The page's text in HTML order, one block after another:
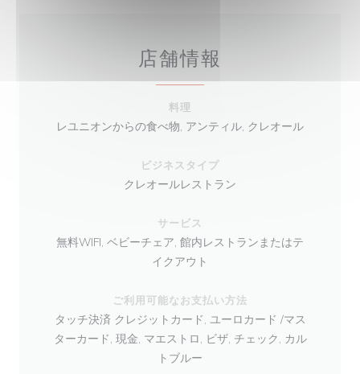
店舗情報
料理
レユニオンからの食べ物, アンティル, クレオール
ビジネスタイプ
クレオールレストラン
サービス
無料WIFI, ベビーチェア, 館内レストランまたはテ
イクアウト
ご利用可能なお支払い方法
タッチ決済 クレジットカード, ユーロカード /マス
ターカード, 現金, マエストロ, ビザ, チェック, カル
トブルー